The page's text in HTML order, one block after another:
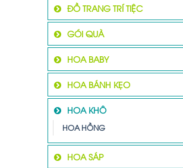
ĐỒ TRANG TRÍ TIỆC
GÓI QUÀ
HOA BABY
HOA BÁNH KẸO
HOA KHÔ
HOA HỒNG
HOA SÁP